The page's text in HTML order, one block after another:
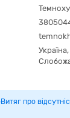
Україна,
Витяг про